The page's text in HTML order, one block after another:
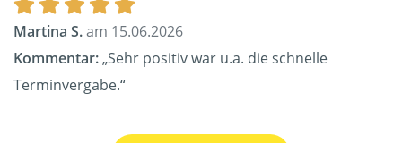
Martina S.am 15.06.2026
Kommentar:„Sehr positiv war u.a. die schnelle
Terminvergabe.“